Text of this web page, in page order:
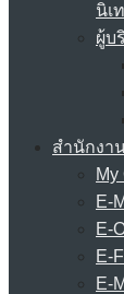
นิเ
ผู้บ
สำนักงา
My
E-
E-
E-
E-